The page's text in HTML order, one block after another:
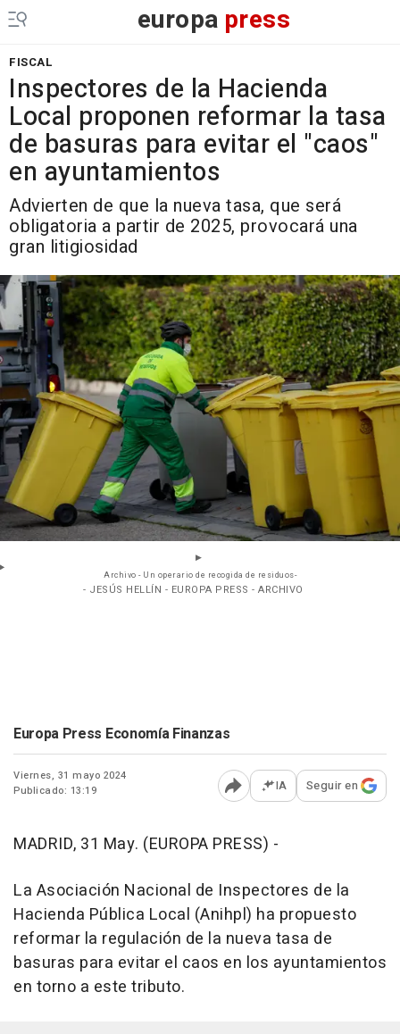
europa press
FISCAL
Inspectores de la Hacienda
Local proponen reformar la tasa
de basuras para evitar el "caos"
en ayuntamientos
Advierten de que la nueva tasa, que será
obligatoria a partir de 2025, provocará una
gran litigiosidad
Archivo - Un operario de recogida de residuos-
- JESÚS HELLÍN - EUROPA PRESS - ARCHIVO
Europa Press Economía Finanzas
Viernes, 31 mayo 2024
Publicado: 13:19
Abrir opciones para
IA Seguir en
MADRID, 31 May. (EUROPA PRESS) -
La Asociación Nacional de Inspectores de la
Hacienda Pública Local (Anihpl) ha propuesto
reformar la regulación de la nueva tasa de
basuras para evitar el caos en los ayuntamientos
en torno a este tributo.